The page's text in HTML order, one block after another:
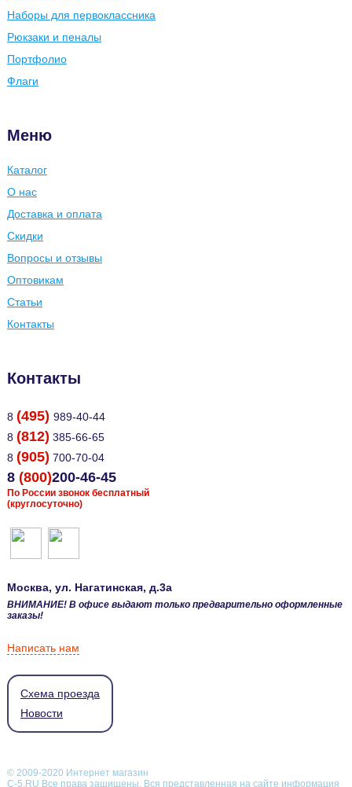
Наборы для первоклассника
Рюкзаки и пеналы
Портфолио
Флаги
Меню
Каталог
О нас
Доставка и оплата
Скидки
Вопросы и отзывы
Оптовикам
Статьи
Контакты
Контакты
8 (495) 989-40-44
8 (812) 385-66-65
8 (905) 700-70-04
8 (800)200-46-45
По России звонок бесплатный
(круглосуточно)
Москва, ул. Нагатинская, д.3а
ВНИМАНИЕ! В офисе выдают только предварительно оформленные
заказы!
Написать нам
Схема проезда
Новости
© 2009-2020 Интернет магазин
С-5.RU Все права защищены. Вся представленная на сайте информация